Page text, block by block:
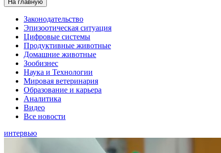
На главную
Законодательство
Эпизоотическая ситуация
Цифровые системы
Продуктивные животные
Домашние животные
Зообизнес
Наука и Технологии
Мировая ветеринария
Образование и карьера
Аналитика
Видео
Все новости
интервью